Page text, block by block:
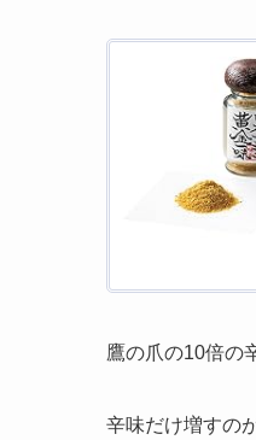
鷹の爪の10倍の
辛味だけ増すの